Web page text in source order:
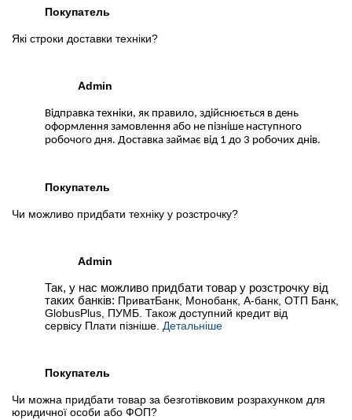
Покупатель
Які строки доставки техніки?
Admin
Відправка техніки, як правило, здійснюється в день
оформлення замовлення або не пізніше наступного
робочого дня. Доставка займає від 1 до 3 робочих днів.
Покупатель
Чи можливо придбати техніку у розстрочку?
Admin
Так, у нас можливо придбати товар у розстрочку від
таких банків: ПриватБанк, Монобанк, А-банк, ОТП Банк,
GlobusPlus, ПУМБ. Також доступний кредит від
сервісу Плати пізніше. Детальніше
Покупатель
Чи можна придбати товар за безготівковим розрахунком для
юридичної особи або ФОП?